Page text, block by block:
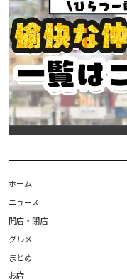
ホーム
ニュース
開店・閉店
グルメ
まとめ
お店